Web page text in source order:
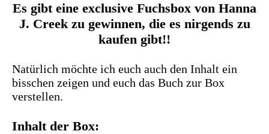
Es gibt eine exclusive Fuchsbox von Hanna
J. Creek zu gewinnen, die es nirgends zu
kaufen gibt!!
Natürlich möchte ich euch auch den Inhalt ein
bisschen zeigen und euch das Buch zur Box
verstellen.
Inhalt der Box: